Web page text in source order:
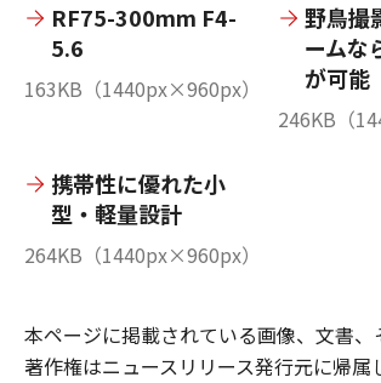
RF75-300mm F4-
5.6
163KB（1440px×960px）
野鳥撮
ームな
が可能
246KB（
携帯性に優れた小
型・軽量設計
264KB（1440px×960px）
本ページに掲載されている画像、文書、
著作権はニュースリリース発行元に帰属